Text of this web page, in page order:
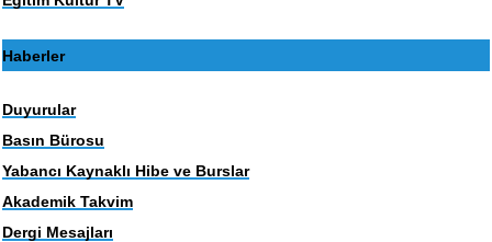
Haberler
Duyurular
Basın Bürosu
Yabancı Kaynaklı Hibe ve Burslar
Akademik Takvim
Dergi Mesajları